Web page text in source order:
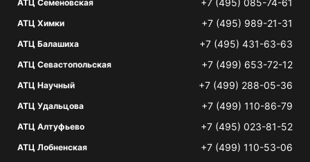
АТЦ Семеновская +7 (495) 085-74-61
АТЦ Химки +7 (495) 989-21-31
АТЦ Балашиха +7 (495) 431-63-63
АТЦ Севастопольская +7 (499) 653-72-12
АТЦ Научный +7 (499) 288-05-36
АТЦ Удальцова +7 (499) 110-86-79
АТЦ Алтуфьево +7 (495) 023-81-52
АТЦ Лобненская +7 (499) 110-53-06